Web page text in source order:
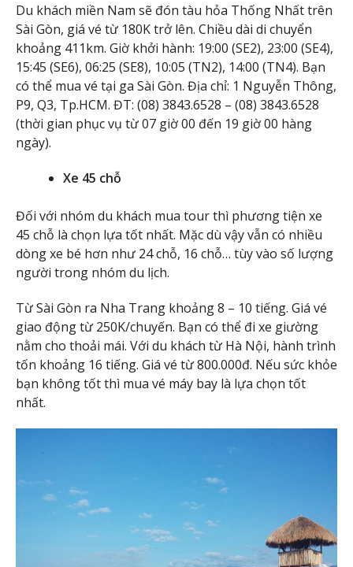
Du khách miền Nam sẽ đón tàu hỏa Thống Nhất trên
Sài Gòn, giá vé từ 180K trở lên. Chiều dài di chuyển
khoảng 411km. Giờ khởi hành: 19:00 (SE2), 23:00 (SE4),
15:45 (SE6), 06:25 (SE8), 10:05 (TN2), 14:00 (TN4). Bạn
có thể mua vé tại ga Sài Gòn. Địa chỉ: 1 Nguyễn Thông,
P9, Q3, Tp.HCM. ĐT: (08) 3843.6528 – (08) 3843.6528
(thời gian phục vụ từ 07 giờ 00 đến 19 giờ 00 hàng
ngày).
Xe 45 chỗ
Đối với nhóm du khách mua tour thì phương tiện xe
45 chỗ là chọn lựa tốt nhất. Mặc dù vậy vẫn có nhiều
dòng xe bé hơn như 24 chỗ, 16 chỗ… tùy vào số lượng
người trong nhóm du lịch.
Từ Sài Gòn ra Nha Trang khoảng 8 – 10 tiếng. Giá vé
giao động từ 250K/chuyến. Bạn có thể đi xe giường
nằm cho thoải mái. Với du khách từ Hà Nội, hành trình
tốn khoảng 16 tiếng. Giá vé từ 800.000đ. Nếu sức khỏe
bạn không tốt thì mua vé máy bay là lựa chọn tốt
nhất.